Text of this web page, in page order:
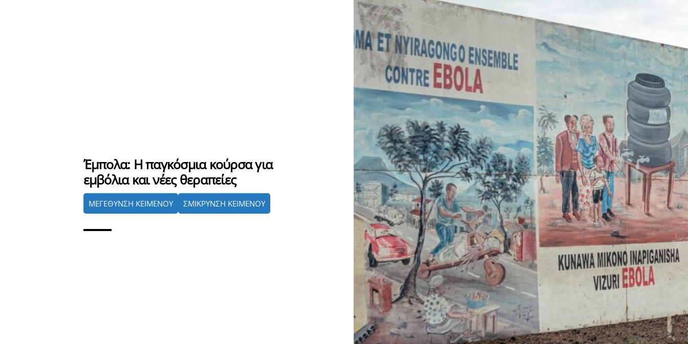
Έμπολα: Η παγκόσμια κούρσα για
εμβόλια και νέες θεραπείες
ΜΕΓΕΘΥΝΣΗ ΚΕΙΜΕΝΟΥ ΣΜΙΚΡΥΝΣΗ ΚΕΙΜΕΝΟΥ